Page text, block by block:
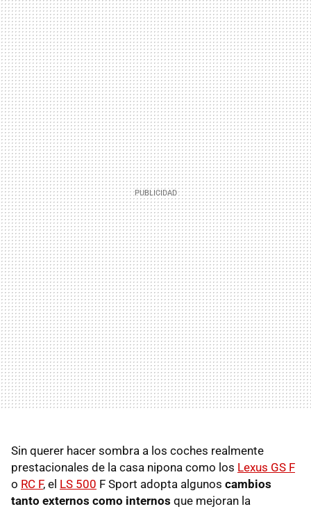
Sin querer hacer sombra a los coches realmente
prestacionales de la casa nipona como los Lexus GS F
o RC F, el LS 500 F Sport adopta algunos cambios
tanto externos como internos que mejoran la